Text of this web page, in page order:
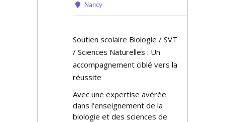
Nancy
Soutien scolaire Biologie / SVT
/ Sciences Naturelles : Un
accompagnement ciblé vers la
réussite
Avec une expertise avérée
dans l'enseignement de la
biologie et des sciences de